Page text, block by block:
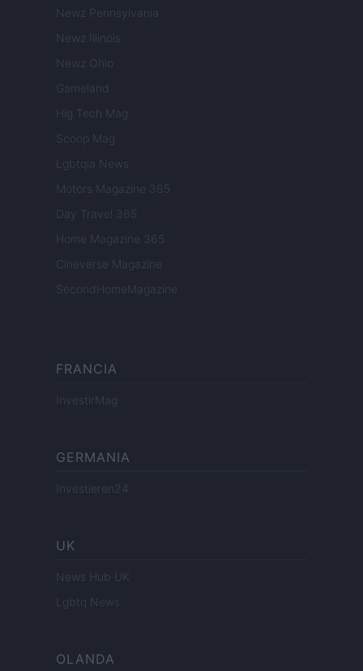
Newz Pennsylvania
Newz Illinois
Newz Ohio
Gameland
Hig Tech Mag
Scoop Mag
Lgbtqia News
Motors Magazine 365
Day Travel 365
Home Magazine 365
Cineverse Magazine
SecondHomeMagazine
FRANCIA
InvestirMag
GERMANIA
Investieren24
UK
News Hub UK
Lgbtq News
OLANDA